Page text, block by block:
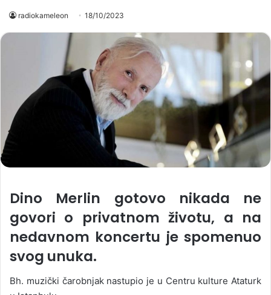
radiokameleon 18/10/2023
Dino Merlin gotovo nikada ne
govori o privatnom životu, a na
nedavnom koncertu je spomenuo
svog unuka.
Bh. muzički čarobnjak nastupio je u Centru kulture Ataturk